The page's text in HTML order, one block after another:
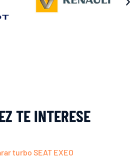
TE INTERESE
turbo SEAT EXEO